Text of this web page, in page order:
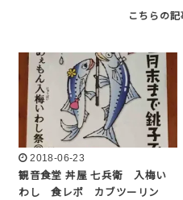
2018-06-23
観音食堂 丼屋 七兵衛 入梅い
わし 食レポ カブツーリン